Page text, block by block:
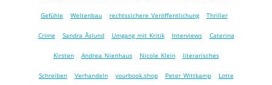
Gefühle Weltenbau rechtssichere Veröffentlichung Thriller
Crime Sandra Åslund Umgang mit Kritik Interviews Caterina
Kirsten Andrea Nienhaus Nicole Klein literarisches
Schreiben Verhandeln yourbook.shop Peter Wittkamp Lotte